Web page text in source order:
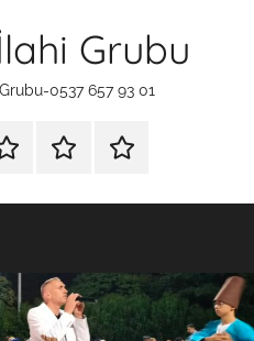
Grubu
0537 657 93 01
HAKKIMIZDA
İLETİŞİM